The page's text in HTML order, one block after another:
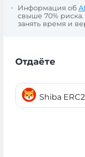
Информация об
свыше 70%
занять время и
Отдаёте